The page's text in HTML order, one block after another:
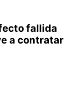
fallida
a contratar